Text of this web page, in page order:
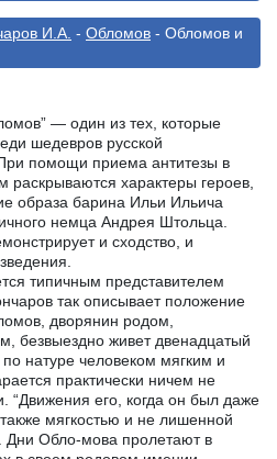
И.А. - Обломов - Обломов и
— один из тех, которые
шедевров русской
помощи приема антитезы в
характеры героев,
образа барина Ильи Ильича
немца Андрея Штольца.
и сходство, и
типичным представителем
так описывает положение
дворянин родом,
безвыездно живет двенадцатый
натуре человеком мягким и
практически ничем не
“Движения его, когда он был даже
мягкостью и не лишенной
Дни Обло-мова пролетают в